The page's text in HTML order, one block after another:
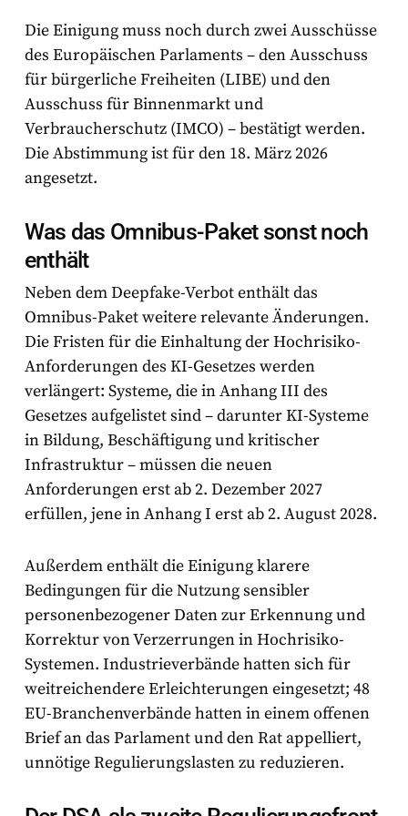
Die Einigung muss noch durch zwei Ausschüsse
des Europäischen Parlaments – den Ausschuss
für bürgerliche Freiheiten (LIBE) und den
Ausschuss für Binnenmarkt und
Verbraucherschutz (IMCO) – bestätigt werden.
Die Abstimmung ist für den 18. März 2026
angesetzt.
Was das Omnibus-Paket sonst noch
enthält
Neben dem Deepfake-Verbot enthält das
Omnibus-Paket weitere relevante Änderungen.
Die Fristen für die Einhaltung der Hochrisiko-
Anforderungen des KI-Gesetzes werden
verlängert: Systeme, die in Anhang III des
Gesetzes aufgelistet sind – darunter KI-Systeme
in Bildung, Beschäftigung und kritischer
Infrastruktur – müssen die neuen
Anforderungen erst ab2. Dezember 2027
erfüllen, jene in Anhang I erst ab2. August 2028.
Außerdem enthält die Einigung klarere
Bedingungen für die Nutzung sensibler
personenbezogener Daten zur Erkennung und
Korrektur von Verzerrungen in Hochrisiko-
Systemen. Industrieverbände hatten sich für
weitreichendere Erleichterungen eingesetzt; 48
EU-Branchenverbände hatten in einem offenen
Brief an das Parlament und den Rat appelliert,
unnötige Regulierungslasten zu reduzieren.